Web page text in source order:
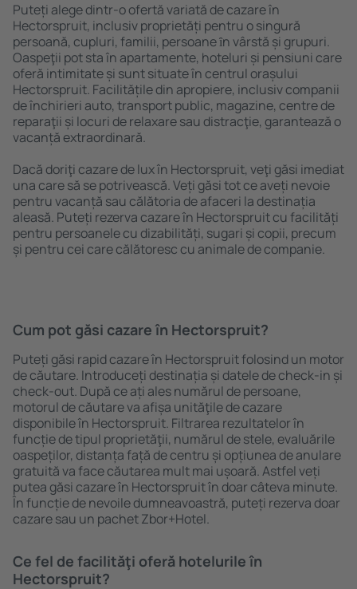
Puteți alege dintr-o ofertă variată de cazare în
Hectorspruit, inclusiv proprietăți pentru o singură
persoană, cupluri, familii, persoane ȋn vârstă și grupuri.
Oaspeţii pot sta în apartamente, hoteluri și pensiuni care
oferă intimitate și sunt situate în centrul orașului
Hectorspruit. Facilitățile din apropiere, inclusiv companii
de închirieri auto, transport public, magazine, centre de
reparaţii și locuri de relaxare sau distracţie, garantează o
vacanță extraordinară.
Dacă doriţi cazare de lux în Hectorspruit, veţi găsi imediat
una care să se potrivească. Veți găsi tot ce aveți nevoie
pentru vacanță sau călătoria de afaceri la destinația
aleasă. Puteți rezerva cazare în Hectorspruit cu facilități
pentru persoanele cu dizabilități, sugari și copii, precum
și pentru cei care călătoresc cu animale de companie.
Cum pot găsi cazare în Hectorspruit?
Puteți găsi rapid cazare în Hectorspruit folosind un motor
de căutare. Introduceți destinația și datele de check-in și
check-out. După ce ați ales numărul de persoane,
motorul de căutare va afișa unităţile de cazare
disponibile în Hectorspruit. Filtrarea rezultatelor în
funcție de tipul proprietăţii, numărul de stele, evaluările
oaspeților, distanța față de centru și opțiunea de anulare
gratuită va face căutarea mult mai ușoară. Astfel veți
putea găsi cazare în Hectorspruit în doar câteva minute.
În funcție de nevoile dumneavoastră, puteți rezerva doar
cazare sau un pachet Zbor+Hotel.
Ce fel de facilităţi oferă hotelurile în
Hectorspruit?